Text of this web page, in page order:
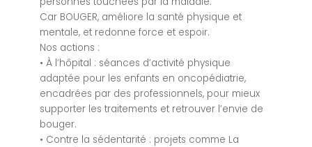
Car BOUGER, améliore la santé physique et
mentale, et redonne force et espoir.
Nos actions :
• À l’hôpital : séances d’activité physique
adaptée pour les enfants en oncopédiatrie,
encadrées par des professionnels, pour mieux
supporter les traitements et retrouver l’envie de
bouger.
• Contre la sédentarité : projets comme La